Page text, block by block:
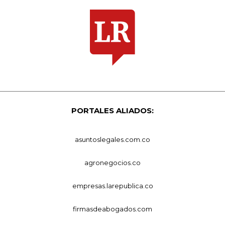
PORTALES ALIADOS:
asuntoslegales.com.co
agronegocios.co
empresas.larepublica.co
firmasdeabogados.com